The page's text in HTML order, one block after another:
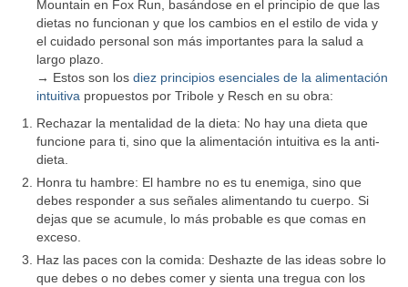
Mountain en Fox Run, basándose en el principio de que las
dietas no funcionan y que los cambios en el estilo de vida y
el cuidado personal son más importantes para la salud a
largo plazo.
→ Estos son los diez principios esenciales de la alimentación
intuitiva propuestos por Tribole y Resch en su obra:
Rechazar la mentalidad de la dieta: No hay una dieta que
funcione para ti, sino que la alimentación intuitiva es la anti-
dieta.
Honra tu hambre: El hambre no es tu enemiga, sino que
debes responder a sus señales alimentando tu cuerpo. Si
dejas que se acumule, lo más probable es que comas en
exceso.
Haz las paces con la comida: Deshazte de las ideas sobre lo
que debes o no debes comer y sienta una tregua con los